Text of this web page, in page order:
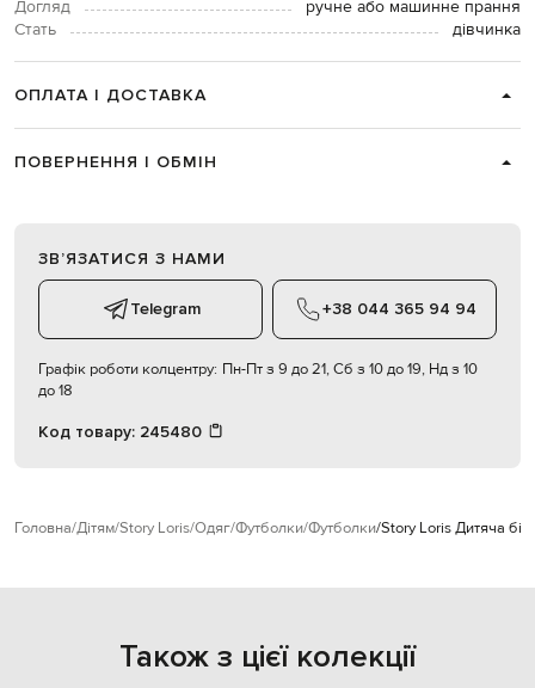
Догляд
ручне або машинне прання
Стать
дівчинка
ОПЛАТА І ДОСТАВКА
ПОВЕРНЕННЯ І ОБМІН
ЗВʼЯЗАТИСЯ З НАМИ
Telegram +38 044 365 94 94
Графік роботи колцентру: Пн-Пт з 9 до 21, Сб з 10 до 19, Нд з 10
до 18
Код товару: 245480
Головна Дітям Story Loris Одяг Футболки Футболки Story Loris Дитяча
Також з цієї колекції